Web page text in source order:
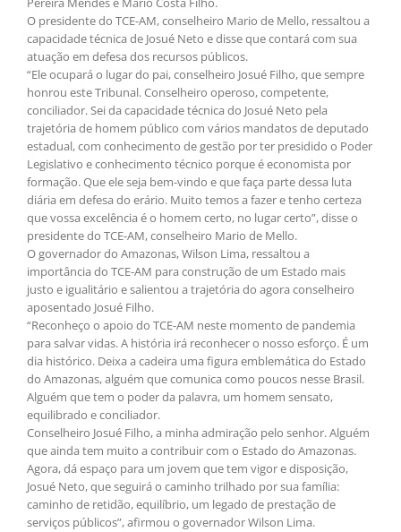
O presidente do TCE-AM, conselheiro Mario de Mello, ressaltou a
capacidade técnica de Josué Neto e disse que contará com sua
atuação em defesa dos recursos públicos.
“Ele ocupará o lugar do pai, conselheiro Josué Filho, que sempre
honrou este Tribunal. Conselheiro operoso, competente,
conciliador. Sei da capacidade técnica do Josué Neto pela
trajetória de homem público com vários mandatos de deputado
estadual, com conhecimento de gestão por ter presidido o Poder
Legislativo e conhecimento técnico porque é economista por
formação. Que ele seja bem-vindo e que faça parte dessa luta
diária em defesa do erário. Muito temos a fazer e tenho certeza
que vossa excelência é o homem certo, no lugar certo”, disse o
presidente do TCE-AM, conselheiro Mario de Mello.
O governador do Amazonas, Wilson Lima, ressaltou a
importância do TCE-AM para construção de um Estado mais
justo e igualitário e salientou a trajetória do agora conselheiro
aposentado Josué Filho.
“Reconheço o apoio do TCE-AM neste momento de pandemia
para salvar vidas. A história irá reconhecer o nosso esforço. É um
dia histórico. Deixa a cadeira uma figura emblemática do Estado
do Amazonas, alguém que comunica como poucos nesse Brasil.
Alguém que tem o poder da palavra, um homem sensato,
equilibrado e conciliador.
Conselheiro Josué Filho, a minha admiração pelo senhor. Alguém
que ainda tem muito a contribuir com o Estado do Amazonas.
Agora, dá espaço para um jovem que tem vigor e disposição,
Josué Neto, que seguirá o caminho trilhado por sua família:
caminho de retidão, equilíbrio, um legado de prestação de
serviços públicos”, afirmou o governador Wilson Lima.